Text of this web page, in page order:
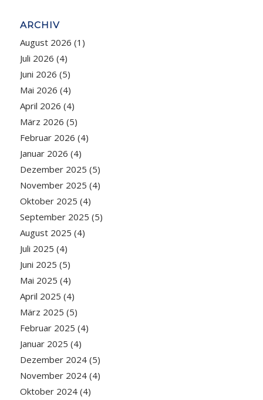
ARCHIV
August 2026 (1)
Juli 2026 (4)
Juni 2026 (5)
Mai 2026 (4)
April 2026 (4)
März 2026 (5)
Februar 2026 (4)
Januar 2026 (4)
Dezember 2025 (5)
November 2025 (4)
Oktober 2025 (4)
September 2025 (5)
August 2025 (4)
Juli 2025 (4)
Juni 2025 (5)
Mai 2025 (4)
April 2025 (4)
März 2025 (5)
Februar 2025 (4)
Januar 2025 (4)
Dezember 2024(5)
November 2024(4)
Oktober 2024(4)